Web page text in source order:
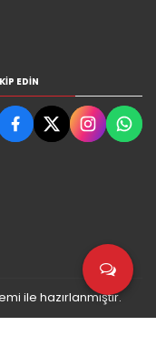
EDIN
ile hazırlanmıştır.